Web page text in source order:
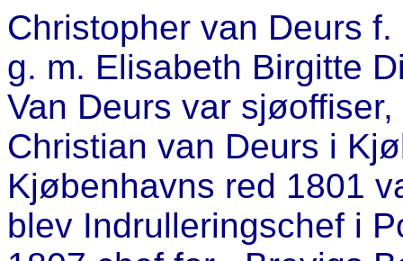
Christopher van Deurs
g. m. Elisabeth Birgitte
Van Deurs var
Christian van Deurs i
Kjøbenhavns red 1801
blev Indrulleringschef i